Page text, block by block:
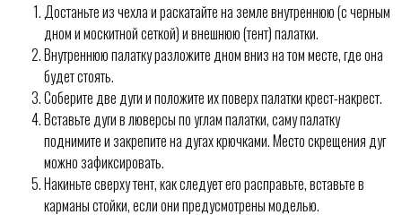
Достаньте из чехла и раскатайте на земле внутреннюю (с черным
дном и москитной сеткой) и внешнюю (тент) палатки.
Внутреннюю палатку разложите дном вниз на том месте, где она
будет стоять.
Соберите две дуги и положите их поверх палатки крест-накрест.
Вставьте дуги в люверсы по углам палатки, саму палатку
поднимите и закрепите на дугах крючками. Место скрещения дуг
можно зафиксировать.
Накиньте сверху тент, как следует его расправьте, вставьте в
карманы стойки, если они предусмотрены моделью.